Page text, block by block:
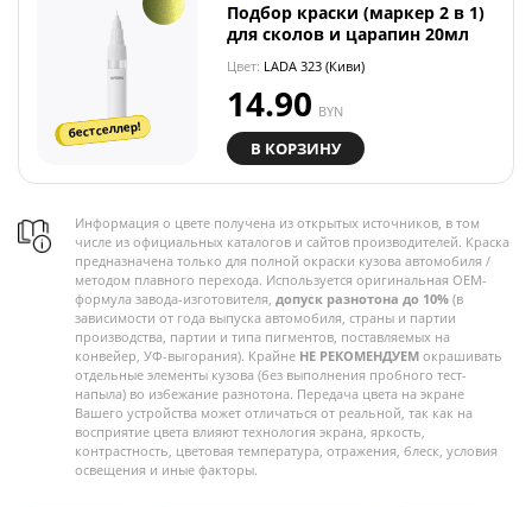
бестселлер!
Подбор краски (маркер 2 в 1)
для сколов и царапин 20мл
Цвет: LADA 323 (Киви)
14.90 BYN
В КОРЗИНУ
Информация о цвете получена из открытых источников, в том
числе из официальных каталогов и сайтов производителей. Краска
предназначена только для полной окраски кузова автомобиля /
методом плавного перехода. Используется оригинальная OEM-
формула завода-изготовителя, допуск разнотона до 10% (в
зависимости от года выпуска автомобиля, страны и партии
производства, партии и типа пигментов, поставляемых на
конвейер, УФ-выгорания). Крайне НЕ РЕКОМЕНДУЕМ окрашивать
отдельные элементы кузова (без выполнения пробного тест-
напыла) во избежание разнотона. Передача цвета на экране
Вашего устройства может отличаться от реальной, так как на
восприятие цвета влияют технология экрана, яркость,
контрастность, цветовая температура, отражения, блеск, условия
освещения и иные факторы.